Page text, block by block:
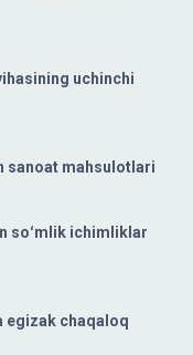
uchinchi
sanoat mahsulotlari
soʻmlik ichimliklar
egizak chaqaloq